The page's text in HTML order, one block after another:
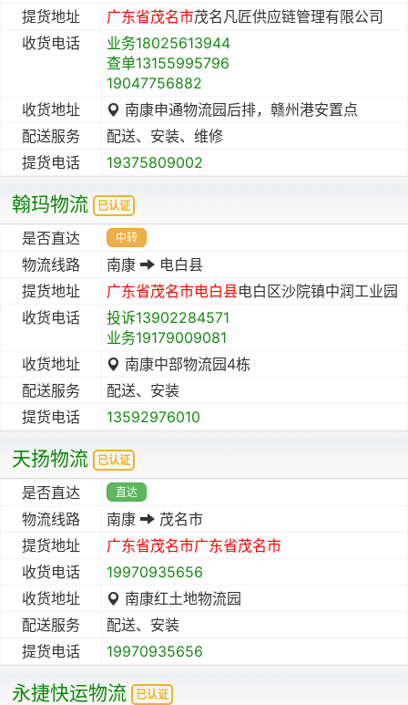
提货地址
广东省茂名市茂名凡匠供应链管理有限公司
收货电话
业务18025613944
查单13155995796
19047756882
收货地址
南康申通物流园后排，赣州港安置点
配送服务
配送、安装、维修
提货电话
19375809002
翰玛物流 已认证
是否直达 中转
物流线路 南康
电白县
提货地址
广东省茂名市电白县电白区沙院镇中润工业园
收货电话
投诉13902284571
业务19179009081
收货地址
南康中部物流园4栋
配送服务
配送、安装
提货电话
13592976010
天扬物流 已认证
是否直达 直达
物流线路 南康
茂名市
提货地址
广东省茂名市广东省茂名市
收货电话
19970935656
收货地址
南康红土地物流园
配送服务
配送、安装
提货电话
19970935656
永捷快运物流 已认证